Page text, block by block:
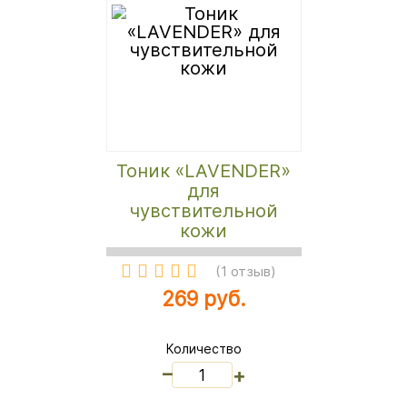
Тоник «LAVENDER»
для
чувствительной
кожи
(1 отзыв)
269 руб.
Количество
+